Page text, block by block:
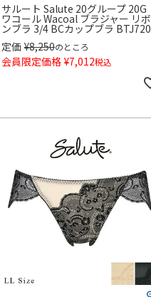
サルート Salute 20グループ 20G
ワコール Wacoal ブラジャー リボ
ンブラ 3/4 BCカップブラ BTJ720
定価 ¥8,250のところ
会員限定価格 ¥7,012税込